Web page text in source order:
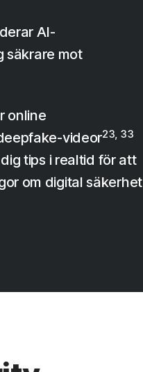
AI-
säkrare mot
online
videor23, 33
tips i realtid för att
om digital säkerhet